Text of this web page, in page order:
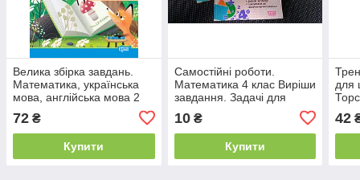
Велика збірка завдань.
Математика, українська
мова, англійська мова 2
72 ₴
Купити
Самостійні роботи.
Математика 4 клас Виріши
завдання. Задачі для
допитливих (рос.) Торсінг
10₴
Купити
для
42